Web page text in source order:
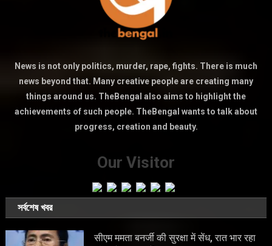
News is not only politics, murder, rape, fights. There is much
news beyond that. Many creative people are creating many
things around us. TheBengal also aims to highlight the
achievements of such people. TheBengal wants to talk about
progress, creation and beauty.
Our Visitor
সর্বশেষ খবর
सीएम ममता बनर्जी की सुरक्षा में सेंध, रात भार रहा